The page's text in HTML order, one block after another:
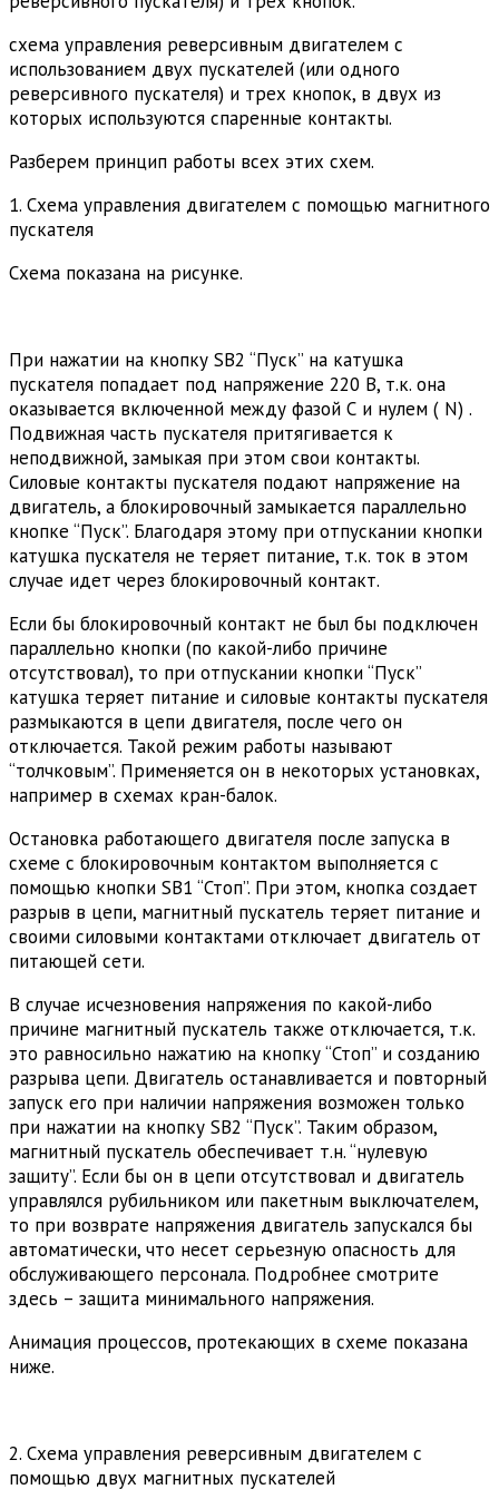
схема управления реверсивным двигателем с
использованием двух пускателей (или одного
реверсивного пускателя) и трех кнопок, в двух из
которых используются спаренные контакты.
Разберем принцип работы всех этих схем.
1. Схема управления двигателем с помощью магнитного
пускателя
Схема показана на рисунке.
При нажатии на кнопку SB2 “Пуск” на катушка
пускателя попадает под напряжение 220 В, т.к. она
оказывается включенной между фазой С и нулем ( N) .
Подвижная часть пускателя притягивается к
неподвижной, замыкая при этом свои контакты.
Силовые контакты пускателя подают напряжение на
двигатель, а блокировочный замыкается параллельно
кнопке “Пуск”. Благодаря этому при отпускании кнопки
катушка пускателя не теряет питание, т.к. ток в этом
случае идет через блокировочный контакт.
Если бы блокировочный контакт не был бы подключен
параллельно кнопки (по какой-либо причине
отсутствовал), то при отпускании кнопки “Пуск”
катушка теряет питание и силовые контакты пускателя
размыкаются в цепи двигателя, после чего он
отключается. Такой режим работы называют
“толчковым”. Применяется он в некоторых установках,
например в схемах кран-балок.
Остановка работающего двигателя после запуска в
схеме с блокировочным контактом выполняется с
помощью кнопки SB1 “Стоп”. При этом, кнопка создает
разрыв в цепи, магнитный пускатель теряет питание и
своими силовыми контактами отключает двигатель от
питающей сети.
В случае исчезновения напряжения по какой-либо
причине магнитный пускатель также отключается, т.к.
это равносильно нажатию на кнопку “Стоп” и созданию
разрыва цепи. Двигатель останавливается и повторный
запуск его при наличии напряжения возможен только
при нажатии на кнопку SB2 “Пуск”. Таким образом,
магнитный пускатель обеспечивает т.н. “нулевую
защиту”. Если бы он в цепи отсутствовал и двигатель
управлялся рубильником или пакетным выключателем,
то при возврате напряжения двигатель запускался бы
автоматически, что несет серьезную опасность для
обслуживающего персонала. Подробнее смотрите
здесь – защита минимального напряжения.
Анимация процессов, протекающих в схеме показана
ниже.
2. Схема управления реверсивным двигателем с
помощью двух магнитных пускателей